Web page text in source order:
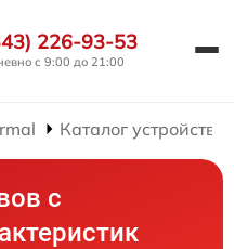
226-93-53
с 9:00 до 21:00
Каталог устройств
с